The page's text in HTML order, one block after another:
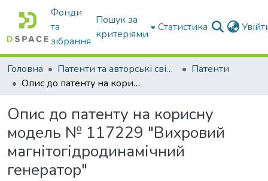
Фонди
та
зібрання
Пошук за
критеріями
Статистика
Головна Патенти та авторські свідоцтва
Патенти
Опис до патенту на корисну модель № 117229 "Вихровий магнітогідродинамічний генератор"
Опис до патенту на корисну
модель № 117229 "Вихровий
магнітогідродинамічний
генератор"